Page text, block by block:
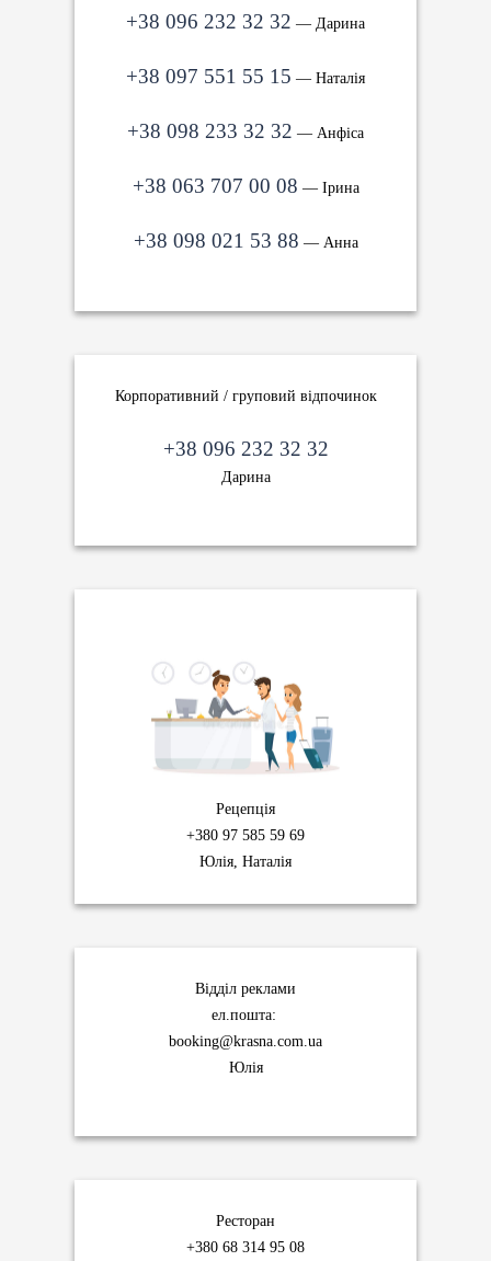
+38 096 232 32 32 — Дарина
+38 097 551 55 15 — Наталія
+38 098 233 32 32 — Анфіса
+38 063 707 00 08 — Ірина
+38 098 021 53 88 — Анна
Корпоративний / груповий відпочинок
+38 096 232 32 32
Дарина
Рецепція
+380 97 585 59 69
Юлія, Наталія
Відділ реклами
ел.пошта:
booking@krasna.com.ua
Юлія
Ресторан
+380 68 314 95 08